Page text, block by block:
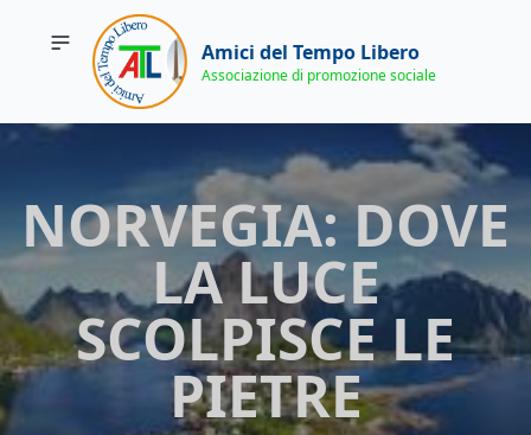
Amici del Tempo Libero
Associazione di promozione sociale
NORVEGIA: DOVE
LA LUCE
SCOLPISCE LE
PIETRE